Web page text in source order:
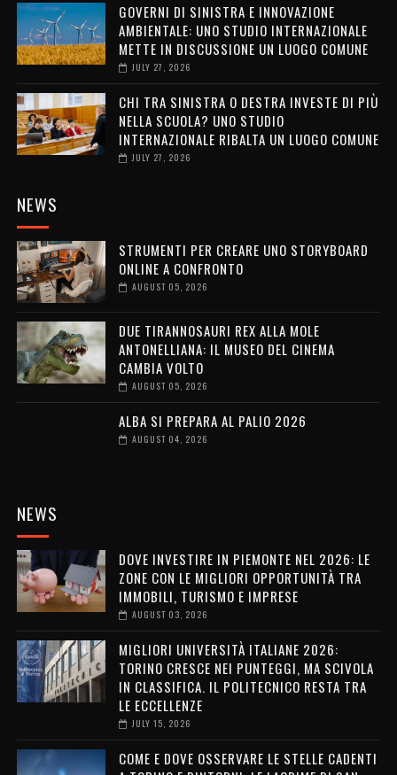
GOVERNI DI SINISTRA E INNOVAZIONE
AMBIENTALE: UNO STUDIO INTERNAZIONALE
METTE IN DISCUSSIONE UN LUOGO COMUNE
JULY 27, 2026
CHI TRA SINISTRA O DESTRA INVESTE DI PIÙ
NELLA SCUOLA? UNO STUDIO
INTERNAZIONALE RIBALTA UN LUOGO COMUNE
JULY 27, 2026
NEWS
STRUMENTI PER CREARE UNO STORYBOARD
ONLINE A CONFRONTO
AUGUST 05, 2026
DUE TIRANNOSAURI REX ALLA MOLE
ANTONELLIANA: IL MUSEO DEL CINEMA
CAMBIA VOLTO
AUGUST 05, 2026
ALBA SI PREPARA AL PALIO 2026
AUGUST 04, 2026
NEWS
DOVE INVESTIRE IN PIEMONTE NEL 2026: LE
ZONE CON LE MIGLIORI OPPORTUNITÀ TRA
IMMOBILI, TURISMO E IMPRESE
AUGUST 03, 2026
MIGLIORI UNIVERSITÀ ITALIANE 2026:
TORINO CRESCE NEI PUNTEGGI, MA SCIVOLA
IN CLASSIFICA. IL POLITECNICO RESTA TRA
LE ECCELLENZE
JULY 15, 2026
COME E DOVE OSSERVARE LE STELLE CADENTI